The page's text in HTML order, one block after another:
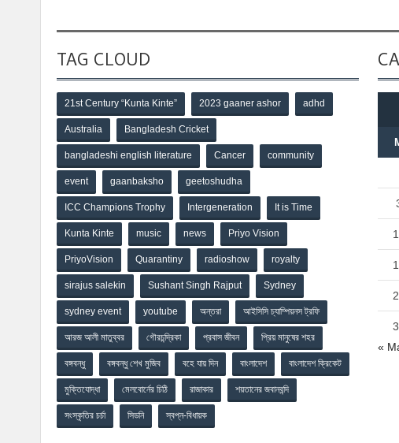
TAG CLOUD
21st Century “Kunta Kinte” 2023 gaaner ashor adhd
Australia Bangladesh Cricket
bangladeshi english literature Cancer community
event gaanbaksho geetoshudha
ICC Champions Trophy Intergeneration It is Time
Kunta Kinte music news Priyo Vision
PriyoVision Quarantiny radioshow royalty
sirajus salekin Sushant Singh Rajput Sydney
sydney event youtube অন্তরা আইসিসি চ্যাম্পিয়নস ট্রফি
আরজ আলী মাতুব্বর গৌরচন্দ্রিকা প্রবাস জীবন প্রিয় মানুষের শহর
বঙ্গবন্ধু বঙ্গবন্ধু শেখ মুজিব বহে যায় দিন বাংলাদেশ বাংলাদেশ ক্রিকেট
মুক্তিযোদ্ধা মেলবোর্নের চিঠি রাজাকার শয়তানের জবানবন্দি
সংস্কৃতির চর্চা সিডনি স্বপ্ন-বিধায়ক
«